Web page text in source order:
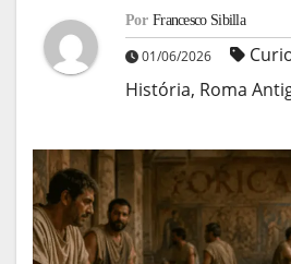
Por Francesco Sibilla
01/06/2026
História, Roma